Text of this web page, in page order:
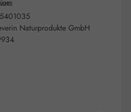
Naturprodukte GmbH